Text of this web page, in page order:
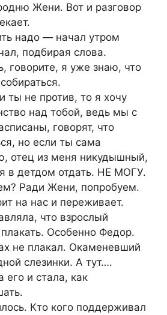
Жени. Вот и разговор
надо — начал утром
подбирая слова.
говорите, я уже знаю, что
ты не против, то я хочу
над тобой, ведь мы с
говорят, что
но если ты сама
отец из меня никудышный,
в детдом отдать. НЕ МОГУ.
Ради Жени, попробуем.
на нас и переживает.
что взрослый
Особенно Федор.
не плакал. Окаменевший
слезинки. А тут….
и стала, как
Кто кого поддерживал